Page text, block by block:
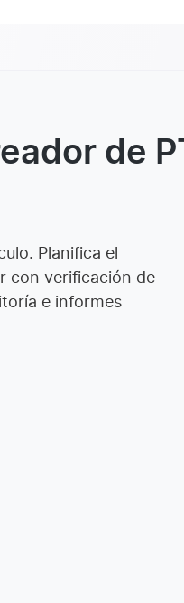
de
Planifica el
con verificación de
e informes